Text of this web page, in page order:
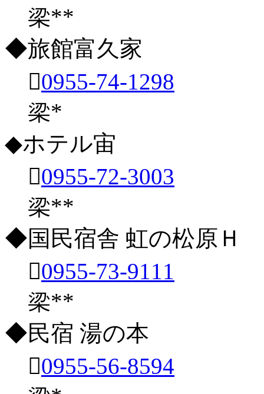
梁**
◆旅館富久家
0955-74-1298
梁*
◆ホテル宙
0955-72-3003
梁**
◆国民宿舎 虹の松原Ｈ
0955-73-9111
梁**
◆民宿 湯の本
0955-56-8594